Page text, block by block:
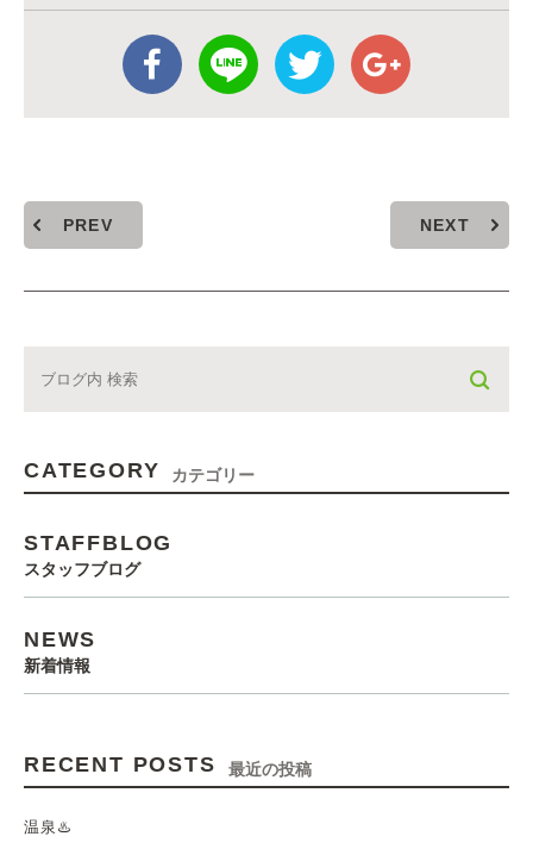
PREV NEXT
CATEGORY カテゴリー
STAFFBLOG
スタッフブログ
NEWS
新着情報
RECENT POSTS 最近の投稿
温泉♨️